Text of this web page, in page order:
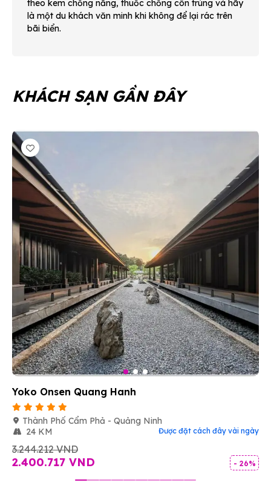
theo kem chống nắng, thuốc chống côn trùng và hãy
là một du khách văn minh khi không để lại rác trên
bãi biển.
KHÁCH SẠN GẦN ĐÂY
Yoko Onsen Quang Hanh
Thành Phố Cẩm Phả - Quảng Ninh
24 KM
Được đặt cách đây vài ngày
3.244.212 VND
2.400.717 VND - 26%